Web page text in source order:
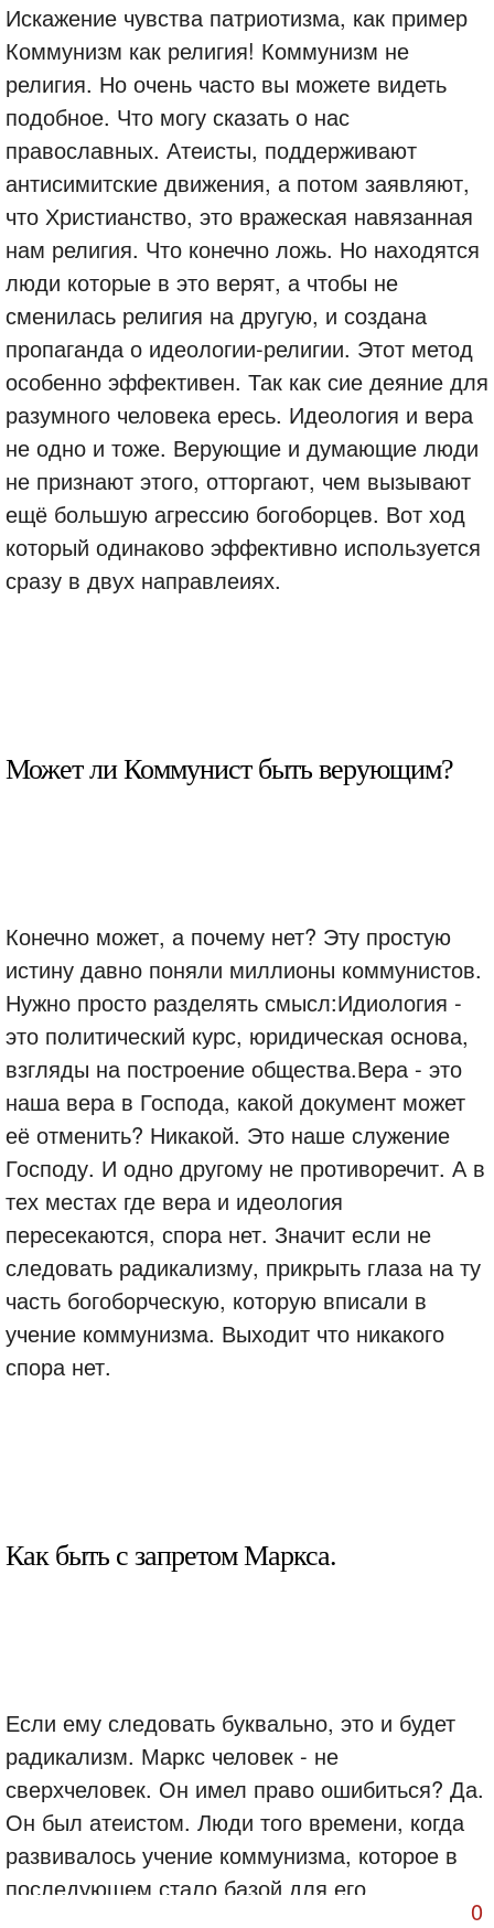
Искажение чувства патриотизма, как пример
Коммунизм как религия! Коммунизм не
религия. Но очень часто вы можете видеть
подобное. Что могу сказать о нас
православных. Атеисты, поддерживают
антисимитские движения, а потом заявляют,
что Христианство, это вражеская навязанная
нам религия. Что конечно ложь. Но находятся
люди которые в это верят, а чтобы не
сменилась религия на другую, и создана
пропаганда о идеологии-религии. Этот метод
особенно эффективен. Так как сие деяние для
разумного человека ересь. Идеология и вера
не одно и тоже. Верующие и думающие люди
не признают этого, отторгают, чем вызывают
ещё большую агрессию богоборцев. Вот ход
который одинаково эффективно используется
сразу в двух направлеиях.
Может ли Коммунист быть верующим?
Конечно может, а почему нет? Эту простую
истину давно поняли миллионы коммунистов.
Нужно просто разделять смысл:Идиология -
это политический курс, юридическая основа,
взгляды на построение общества.Вера - это
наша вера в Господа, какой документ может
её отменить? Никакой. Это наше служение
Господу. И одно другому не противоречит. А в
тех местах где вера и идеология
пересекаются, спора нет. Значит если не
следовать радикализму, прикрыть глаза на ту
часть богоборческую, которую вписали в
учение коммунизма. Выходит что никакого
спора нет.
Как быть с запретом Маркса.
Если ему следовать буквально, это и будет
радикализм. Маркс человек - не
сверхчеловек. Он имел право ошибиться? Да.
Он был атеистом. Люди того времени, когда
развивалось учение коммунизма, которое в
последующем стало базой для его
0